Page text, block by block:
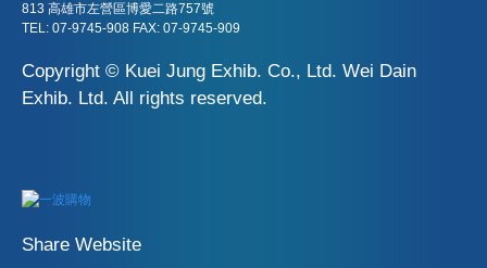
813 高雄市左營區博愛二路757號
TEL: 07-9745-908 FAX: 07-9745-909
Copyright © Kuei Jung Exhib. Co., Ltd. Wei Dain
Exhib. Ltd. All rights reserved.
Share Website